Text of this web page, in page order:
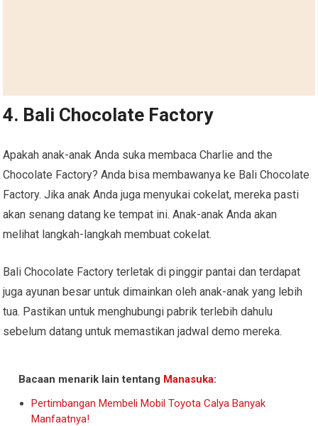
4. Bali Chocolate Factory
Apakah anak-anak Anda suka membaca Charlie and the
Chocolate Factory? Anda bisa membawanya ke Bali Chocolate
Factory. Jika anak Anda juga menyukai cokelat, mereka pasti
akan senang datang ke tempat ini. Anak-anak Anda akan
melihat langkah-langkah membuat cokelat.
Bali Chocolate Factory terletak di pinggir pantai dan terdapat
juga ayunan besar untuk dimainkan oleh anak-anak yang lebih
tua. Pastikan untuk menghubungi pabrik terlebih dahulu
sebelum datang untuk memastikan jadwal demo mereka.
Bacaan menarik lain tentang Manasuka:
Pertimbangan Membeli Mobil Toyota Calya Banyak
Manfaatnya!